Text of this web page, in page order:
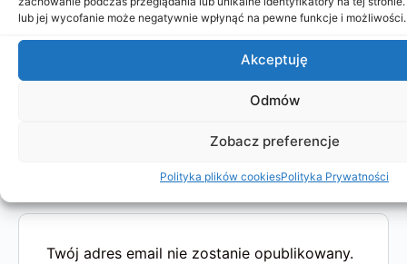
lub jej wycofanie może negatywnie wpłynąć na pewne funkcje i możliwości.
Akceptuję
Odmów
Zobacz preferencje
Polityka plików cookiesPolityka Prywatności
Aneta Sztejter
Twój adres email nie zostanie opublikowany.